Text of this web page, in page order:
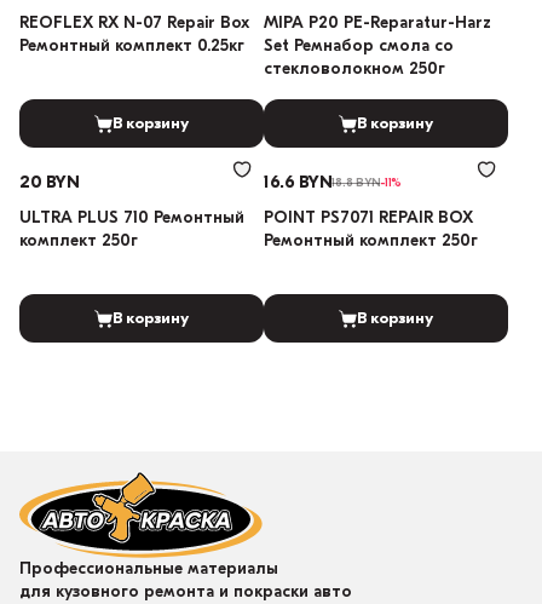
REOFLEX RX N-07 Repair Box
Ремонтный комплект 0.25кг
В корзину
MIPA P20 PE-Reparatur-Harz
Set Ремнабор смола со
стекловолокном 250г
В корзину
20 BYN
ULTRA PLUS 710 Ремонтный
комплект 250г
В корзину
16.6 BYN18.8 BYN-11%
POINT PS7071 REPAIR BOX
Ремонтный комплект 250г
В корзину
Профессиональные материалы
для кузовного ремонта и покраски авто